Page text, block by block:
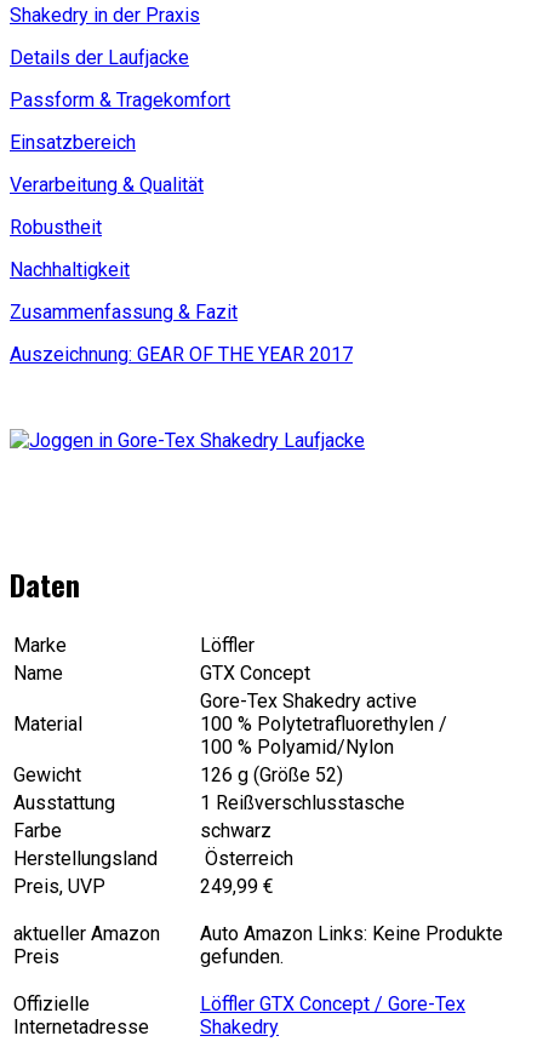
Shakedry in der Praxis
Details der Laufjacke
Passform & Tragekomfort
Einsatzbereich
Verarbeitung & Qualität
Robustheit
Nachhaltigkeit
Zusammenfassung & Fazit
Auszeichnung: GEAR OF THE YEAR 2017
Daten
Marke
Löffler
Name
GTX Concept
Material
Gore-Tex Shakedry active
100 % Polytetrafluorethylen /
100 % Polyamid/Nylon
Gewicht
126 g (Größe 52)
Ausstattung
1 Reißverschlusstasche
Farbe
schwarz
Herstellungsland
Österreich
Preis, UVP
249,99 €
aktueller Amazon
Preis
Auto Amazon Links: Keine Produkte
gefunden.
Offizielle
Internetadresse
Löffler GTX Concept / Gore-Tex
Shakedry